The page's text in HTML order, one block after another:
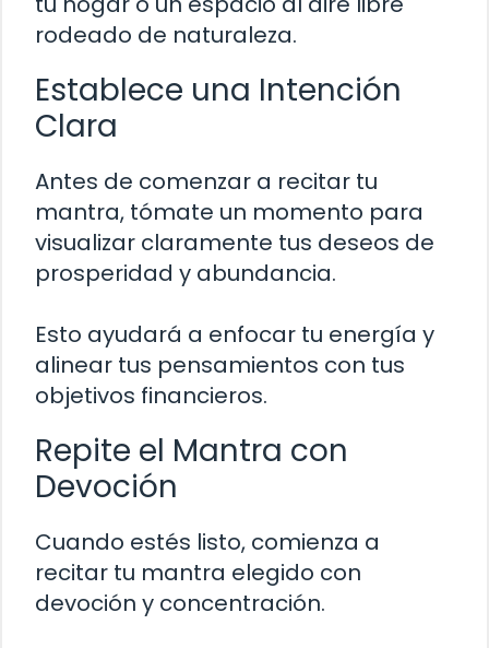
rodeado de naturaleza.
Establece una Intención
Clara
Antes de comenzar a recitar tu
mantra, tómate un momento para
visualizar claramente tus deseos de
prosperidad y abundancia.
Esto ayudará a enfocar tu energía y
alinear tus pensamientos con tus
objetivos financieros.
Repite el Mantra con
Devoción
Cuando estés listo, comienza a
recitar tu mantra elegido con
devoción y concentración.